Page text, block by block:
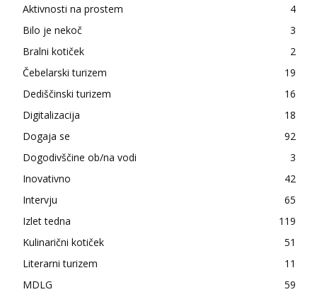
Aktivnosti na prostem
4
Bilo je nekoč
3
Bralni kotiček
2
Čebelarski turizem
19
Dediščinski turizem
16
Digitalizacija
18
Dogaja se
92
Dogodivščine ob/na vodi
3
Inovativno
42
Intervju
65
Izlet tedna
119
Kulinarični kotiček
51
Literarni turizem
11
MDLG
59